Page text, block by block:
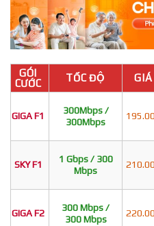
GÓI
CƯỚC
TỐC ĐỘ GIÁ
GIGA F1
300Mbps /
300Mbps
SKY F1
1 Gbps / 300
Mbps
GIGA F2
300 Mbps /
300 Mbps